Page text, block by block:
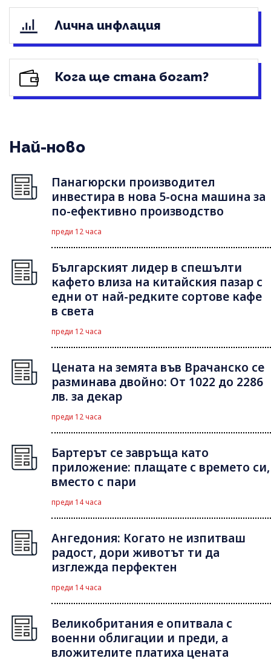
Лична инфлация
Кога ще стана богат?
Най-ново
Панагюрски производител
инвестира в нова 5-осна машина за
по-ефективно производство
преди 12 часа
Българският лидер в спешълти
кафето влиза на китайския пазар с
едни от най-редките сортове кафе
в света
преди 12 часа
Цената на земята във Врачанско се
разминава двойно: От 1022 до 2286
лв. за декар
преди 12 часа
Бартерът се завръща като
приложение: плащате с времето си,
вместо с пари
преди 14 часа
Ангедония: Когато не изпитваш
радост, дори животът ти да
изглежда перфектен
преди 14 часа
Великобритания е опитвала с
военни облигации и преди, а
вложителите платиха цената